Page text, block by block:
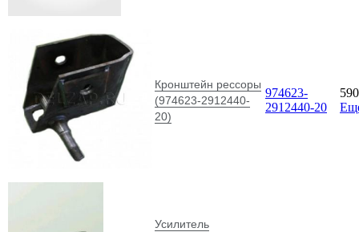
Кронштейн рессоры
(974623-2912440-
20)
974623-
2912440-20
Усилитель